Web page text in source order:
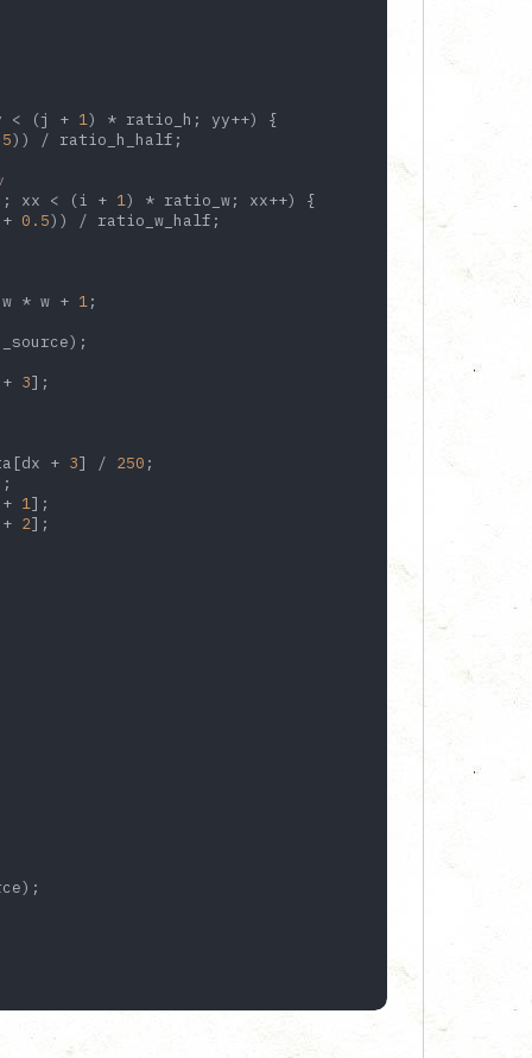
< (j + 1) * ratio_h; yy++) {
)) / ratio_h_half;
xx < (i + 1) * ratio_w; xx++) {
0.5)) / ratio_w_half;
* w + 1;
3];
+
3] / 250 ;
1];
2];